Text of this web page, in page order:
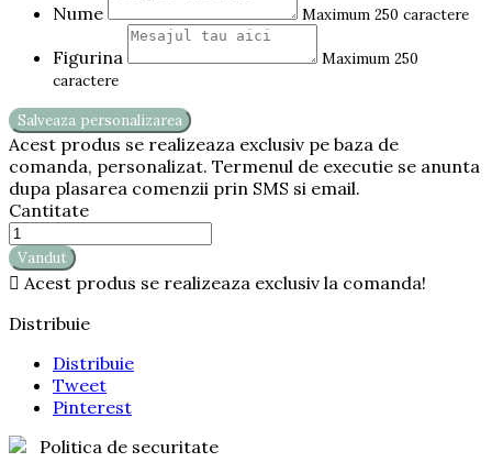
Nume Maximum 250 caractere
Figurina
Maximum 250
caractere
Salveaza personalizarea
Acest produs se realizeaza exclusiv pe baza de
comanda, personalizat. Termenul de executie se anunta
dupa plasarea comenzii prin SMS si email.
Cantitate
Vandut
 Acest produs se realizeaza exclusiv la comanda!
Distribuie
Distribuie
Tweet
Pinterest
Politica de securitate